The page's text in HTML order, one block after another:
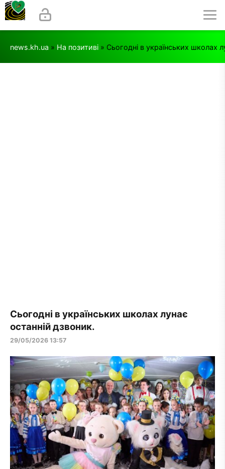
news.kh.ua » На позитиві » Сьогодні в українських школах
Сьогодні в українських школах лунає
останній дзвоник.
29/05/2026 13:57